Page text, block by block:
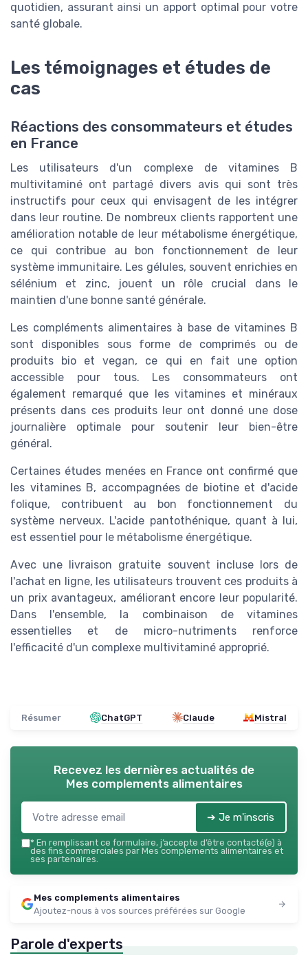
quotidien, assurant ainsi un apport optimal pour votre
santé globale.
Les témoignages et études de
cas
Réactions des consommateurs et études
en France
Les utilisateurs d'un complexe de vitamines B
multivitaminé ont partagé divers avis qui sont très
instructifs pour ceux qui envisagent de les intégrer
dans leur routine. De nombreux clients rapportent une
amélioration notable de leur métabolisme énergétique,
ce qui contribue au bon fonctionnement de leur
système immunitaire. Les gélules, souvent enrichies en
sélénium et zinc, jouent un rôle crucial dans le
maintien d'une bonne santé générale.
Les compléments alimentaires à base de vitamines B
sont disponibles sous forme de comprimés ou de
produits bio et vegan, ce qui en fait une option
accessible pour tous. Les consommateurs ont
également remarqué que les vitamines et minéraux
présents dans ces produits leur ont donné une dose
journalière optimale pour soutenir leur bien-être
général.
Certaines études menées en France ont confirmé que
les vitamines B, accompagnées de biotine et d'acide
folique, contribuent au bon fonctionnement du
système nerveux. L'acide pantothénique, quant à lui,
est essentiel pour le métabolisme énergétique.
Avec une livraison gratuite souvent incluse lors de
l'achat en ligne, les utilisateurs trouvent ces produits à
un prix avantageux, améliorant encore leur popularité.
Dans l'ensemble, la combinaison de vitamines
essentielles et de micro-nutriments renforce
l'efficacité d'un complexe multivitaminé approprié.
Résumer ChatGPT Claude Mistral
Recevez les dernières actualités de
Mes complements alimentaires
➔ Je m'inscris
* En remplissant ce formulaire, j’accepte d’être contacté(e) à
des fins commerciales par Mes complements alimentaires et
ses partenaires.
Mes complements alimentaires
Ajoutez-nous à vos sources préférées sur Google
Parole d'experts